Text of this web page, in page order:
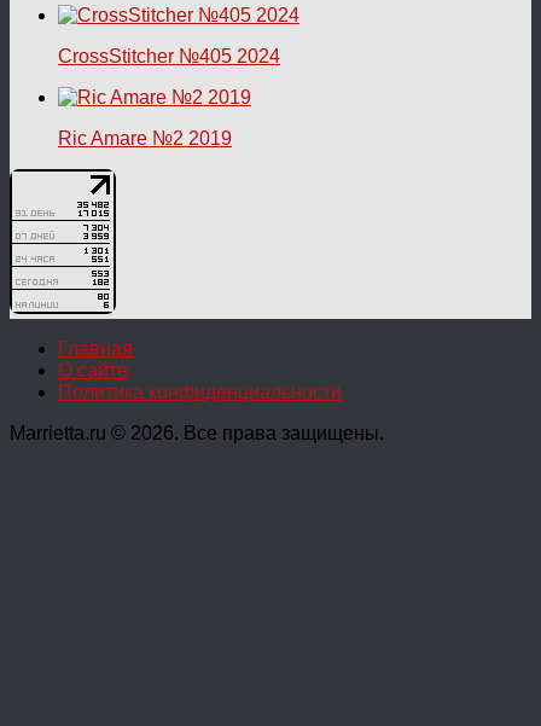
CrossStitcher №405 2024
Ric Amare №2 2019
Главная
О сайте
Политика конфиденциальности
Marrietta.ru © 2026. Все права защищены.